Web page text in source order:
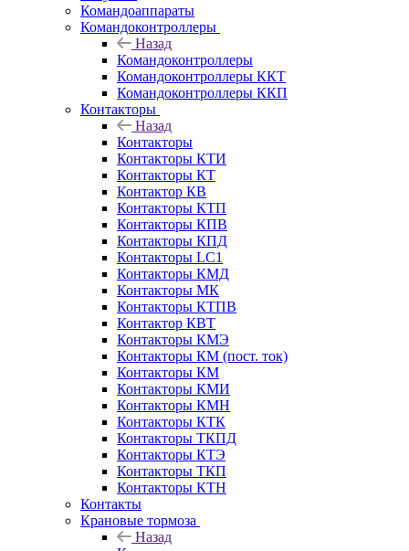
Командоаппараты
Командоконтроллеры
Назад
Командоконтроллеры
Командоконтроллеры ККТ
Командоконтроллеры ККП
Контакторы
Назад
Контакторы
Контакторы КТИ
Контакторы КТ
Контактор КВ
Контакторы КТП
Контакторы КПВ
Контакторы КПД
Контакторы LC1
Контакторы КМД
Контакторы МК
Контакторы КТПВ
Контактор КВТ
Контакторы КМЭ
Контакторы КМ (пост. ток)
Контакторы КМ
Контакторы КМИ
Контакторы КМН
Контакторы КТК
Контакторы ТКПД
Контакторы КТЭ
Контакторы ТКП
Контакторы КТН
Контакты
Крановые тормоза
Назад